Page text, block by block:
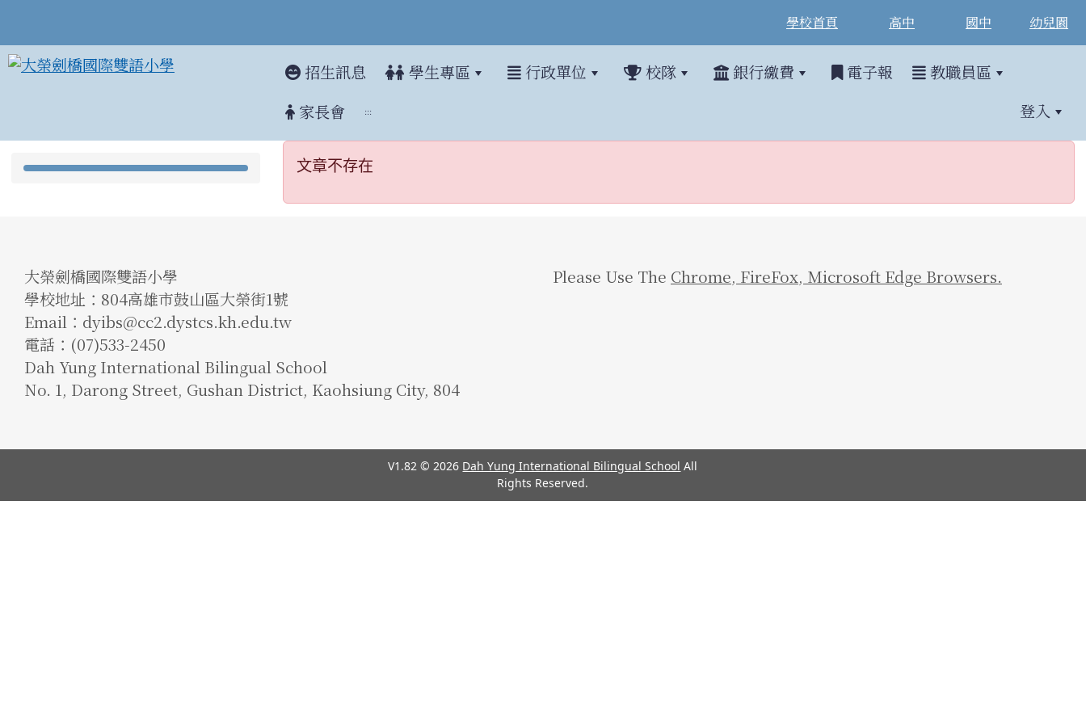
學校首頁 高中 國中 幼兒園
招生訊息 學生專區 行政單位 校隊 銀行繳費 電子報 教職員區
家長會 ::: 登入
:::文章不存在
文章不存在
大榮劍橋國際雙語小學
學校地址：804高雄市鼓山區大榮街1號
Email：dyibs@cc2.dystcs.kh.edu.tw
電話：(07)533-2450
Dah Yung International Bilingual School
No. 1, Darong Street, Gushan District, Kaohsiung City, 804
Please Use The Chrome, FireFox, Microsoft Edge Browsers.
V1.82 © 2026 Dah Yung International Bilingual School All
Rights Reserved.